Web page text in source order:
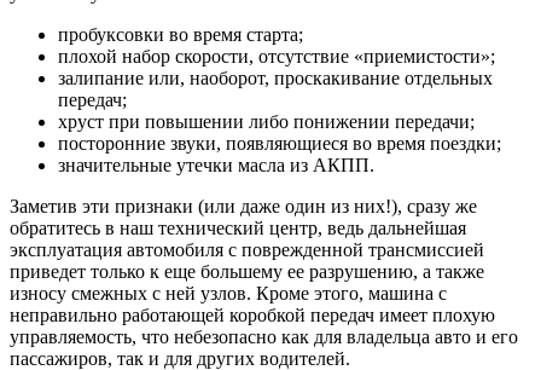
пробуксовки во время старта;
плохой набор скорости, отсутствие «приемистости»;
залипание или, наоборот, проскакивание отдельных
передач;
хруст при повышении либо понижении передачи;
посторонние звуки, появляющиеся во время поездки;
значительные утечки масла из АКПП.
Заметив эти признаки (или даже один из них!), сразу же
обратитесь в наш технический центр, ведь дальнейшая
эксплуатация автомобиля с поврежденной трансмиссией
приведет только к еще большему ее разрушению, а также
износу смежных с ней узлов. Кроме этого, машина с
неправильно работающей коробкой передач имеет плохую
управляемость, что небезопасно как для владельца авто и его
пассажиров, так и для других водителей.